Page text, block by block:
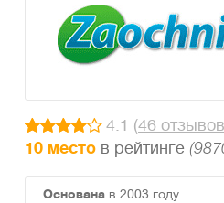
4.1 (46 отзывов
10 место в рейтинге
Основана в 2003 году